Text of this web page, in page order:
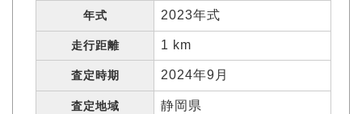
年式 2023年式
走行距離 1 km
査定時期 2024年9月
査定地域 静岡県